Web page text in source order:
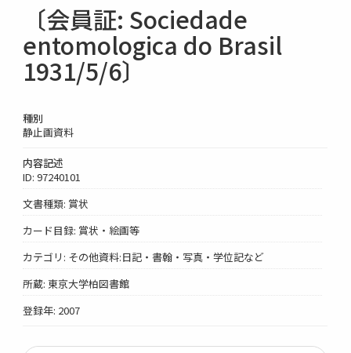
〔会員証: Sociedade
entomologica do Brasil
1931/5/6〕
種別
静止画資料
内容記述
ID: 97240101
文書種類: 賞状
カード目録: 賞状・絵画等
カテゴリ: その他資料:日記・書翰・写真・学位記など
所蔵: 東京大学柏図書館
登録年: 2007